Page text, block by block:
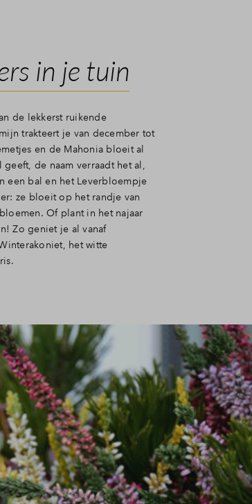
in je tuin
de lekkerst ruikende
trakteert je van december tot
en de Mahonia bloeit al
de naam verraadt het al,
een bal en het Leverbloempje
ze bloeit op het randje van
Of plant in het najaar
Zo geniet je al vanaf
het witte